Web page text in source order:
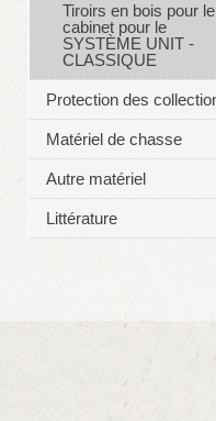
Tiroirs en bois pour le
cabinet pour le
SYSTÈME UNIT -
CLASSIQUE
Protection des
Matériel de chasse
Autre matériel
Littérature